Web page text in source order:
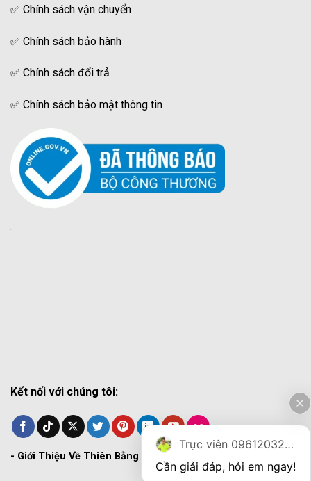
✅ Chính sách vận chuyển
✅ Chính sách bảo hành
✅ Chính sách đổi trả
✅ Chính sách bảo mật thông tin
Kết nối với chúng tôi:
- Giới Thiệu Về Thiên Bằng
Trực viên 0961203270
Cần giải đáp, hỏi em ngay!